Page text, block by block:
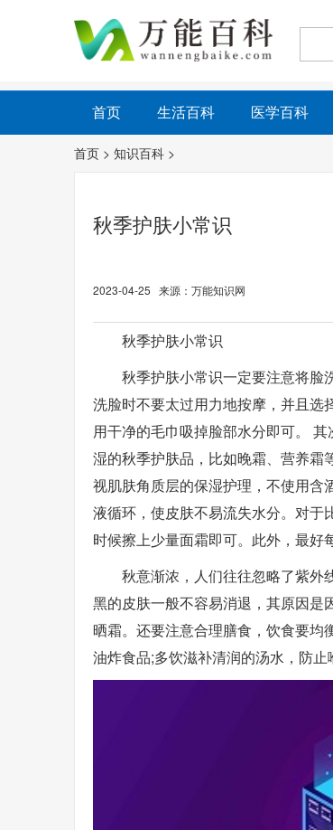
首页 生活百科 医学百科
首页 > 知识百科 >
秋季护肤小常识
2023-04-25 来源：万能知识网
秋季护肤小常识
秋季护肤小常识一定要注意将脸
洗脸时不要太过用力地按摩，并且选
用干净的毛巾吸掉脸部水分即可。
湿的秋季护肤品，比如晚霜、营养霜
视肌肤角质层的保湿护理，不使用含
液循环，使皮肤不易流失水分。对于
时候擦上少量面霜即可。此外，最好
秋意渐浓，人们往往忽略了紫外
黑的皮肤一般不容易消退，其原因是
晒霜。还要注意合理膳食，饮食要均
油炸食品;多饮滋补清润的汤水，防